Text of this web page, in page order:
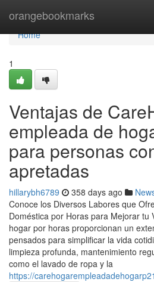
orangebookmarks
Home
Home
1
Ventajas de
empleada de
para personas
apretadas
hillarybh6789 358 days ago
Conoce los Diversos Labores que
Doméstica por Horas para Mejorar tu
hogar por horas proporcionan un
pensados para simplificar la vida
limpieza profunda, mantenimiento
como el lavado de ropa y la
https://